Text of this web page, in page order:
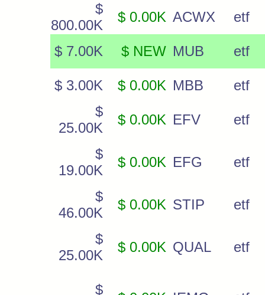
$
800.00K
$ 0.00K ACWX etf
$ 7.00K $ NEW MUB etf
$ 3.00K $ 0.00K MBB
etf
$
25.00K
$ 0.00K EFV etf
$
19.00K
$ 0.00K EFG etf
$
46.00K
$ 0.00K STIP etf
$
25.00K
$ 0.00K QUAL etf
$